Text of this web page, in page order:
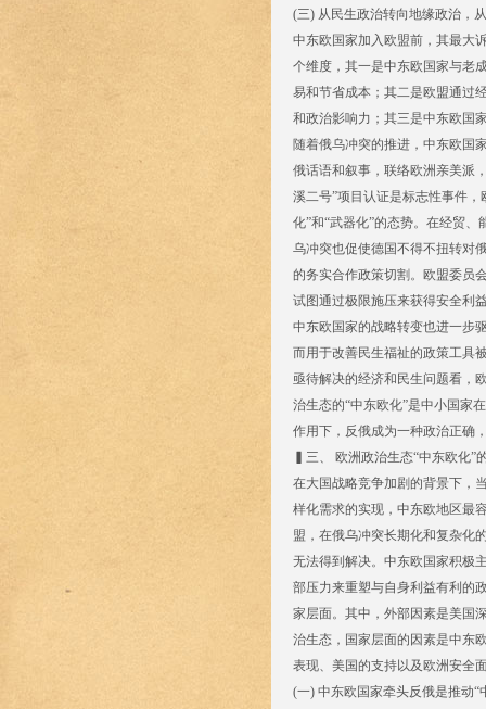
(三) 从民生政治转向地缘政治，
中东欧国家加入欧盟前，其最大
个维度，其一是中东欧国家与老
易和节省成本；其二是欧盟通过
和政治影响力；其三是中东欧国
随着俄乌冲突的推进，中东欧国
俄话语和叙事，联络欧洲亲美派
溪二号”项目认证是标志性事件
化”和“武器化”的态势。在经贸
乌冲突也促使德国不得不扭转对
的务实合作政策切割。欧盟委员
试图通过极限施压来获得安全利
中东欧国家的战略转变也进一步
而用于改善民生福祉的政策工具
亟待解决的经济和民生问题看，
治生态的“中东欧化”是中小国家
作用下，反俄成为一种政治正确
▍三、 欧洲政治生态“中东欧化”
在大国战略竞争加剧的背景下，
样化需求的实现，中东欧地区最
盟，在俄乌冲突长期化和复杂化
无法得到解决。中东欧国家积极
部压力来重塑与自身利益有利的
家层面。其中，外部因素是美国
治生态，国家层面的因素是中东
表现、美国的支持以及欧洲安全
(一) 中东欧国家牵头反俄是推动“